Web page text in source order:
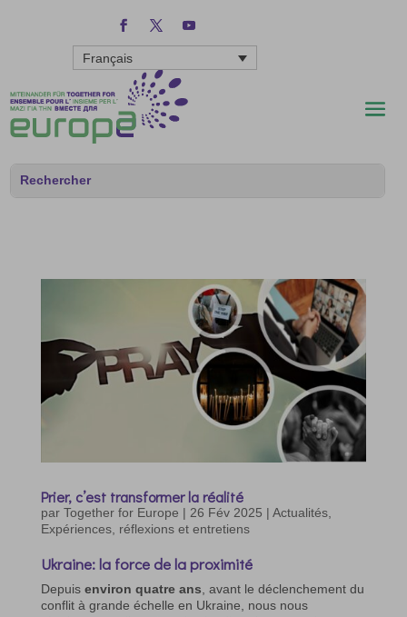
Français
Prier, c’est transformer la réalité
par Together for Europe | 26 Fév 2025 | Actualités,
Expériences, réflexions et entretiens
Ukraine: la force de la proximité
Depuis environ quatre ans , avant le déclenchement du
conflit à grande échelle en Ukraine, nous nous